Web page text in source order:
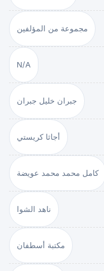
مجموعة من المؤلفين
N/A
جبران خليل جبران
أجاثا كريستي
كامل محمد محمد عويضة
ناهد الشوا
مكتبة أسطفان